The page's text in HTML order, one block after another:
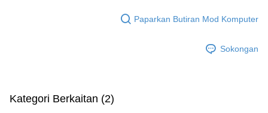
Paparkan Butiran Mod Komputer
Sokongan
Kategori Berkaitan (2)